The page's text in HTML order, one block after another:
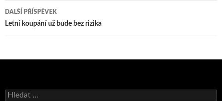
příspěvky
DALŠÍ PŘÍSPĚVEK
Letní koupání už bude bez rizika
Vyhledávání